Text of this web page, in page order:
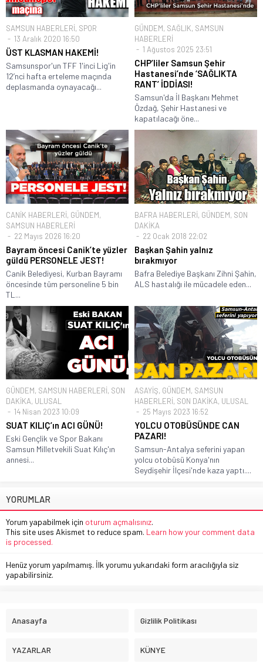
SAMSUN HABERLERİ, SPOR
13 Aralık 2020 16:50
ÜST KLASMAN HAKEMİ!
Samsunspor'un TFF 1'inci Lig'in
12’nci hafta erteleme maçında
deplasmanda oynayacağı...
GÜNDEM, SAĞLIK, SAMSUN
HABERLERİ
1 Ağustos 2025 23:51
CHP’liler Samsun Şehir
Hastanesi’nde ‘SAĞLIKTA
RANT’ İDDİASI!
Samsun'da İl Başkanı Mehmet
Özdağ, Şehir Hastanesi ve
kapatılacağı öne...
CANİK HABERLERİ, GÜNDEM,
SAMSUN HABERLERİ
22 Mayıs 2026 16:20
Bayram öncesi Canik’te yüzler
güldü PERSONELE JEST!
Canik Belediyesi, Kurban Bayramı
öncesinde tüm personeline 5 bin
TL...
BAFRA HABERLERİ, GÜNDEM, SON
DAKİKA
22 Ocak 2018 22:02
Başkan Şahin yalnız
bırakmıyor
Bafra Belediye Başkanı Zihni Şahin,
ALS hastalığı ile mücadele eden...
GÜNDEM, SAMSUN HABERLERİ, SON
DAKİKA, ULUSAL
14 Nisan 2023 10:09
SUAT KILIÇ’ın ACI GÜNÜ!
Eski Gençlik ve Spor Bakanı
Samsun Milletvekili Suat Kılıç'ın
annesi...
ASAYİŞ, GÜNDEM, SAMSUN
HABERLERİ, SON DAKİKA, ULUSAL
25 Mayıs 2023 16:52
YOLCU OTOBÜSÜNDE CAN
PAZARI!
Samsun-Antalya seferini yapan
yolcu otobüsü Konya'nın
Seydişehir İlçesi'nde kaza yaptı....
YORUMLAR
Yorum yapabilmek için oturum açmalısınız.
This site uses Akismet to reduce spam. Learn how your comment data
is processed.
Henüz yorum yapılmamış. İlk yorumu yukarıdaki form aracılığıyla siz
yapabilirsiniz.
Anasayfa Gizlilik Politikası
YAZARLAR KÜNYE